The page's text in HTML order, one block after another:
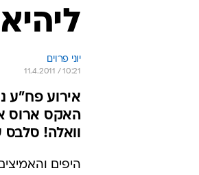
יוני פרוים
11.4.2011 / 10:21
אירוע פח"ע
האקס ארוס
וואלה! סלבס